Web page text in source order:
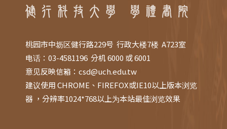
桃园市中坜区健行路229号 行政大楼7楼 A723室
电话：03-4581196 分机 6000 或 6001
意见反映信箱： csd@uch.edu.tw
建议使用 CHROME、FIREFOX或IE10以上版本浏览
器 ，分辨率1024*768以上为本站最佳浏览效果